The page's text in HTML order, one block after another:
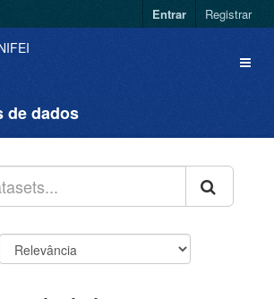
Entrar Registrar
de dados